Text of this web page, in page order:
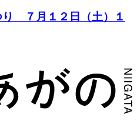
り ７月１２日（土）１